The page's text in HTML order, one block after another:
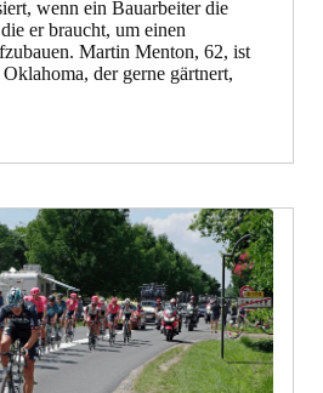
wenn ein Bauarbeiter die
er braucht, um einen
Martin Menton, 62, ist
der gerne gärtnert,